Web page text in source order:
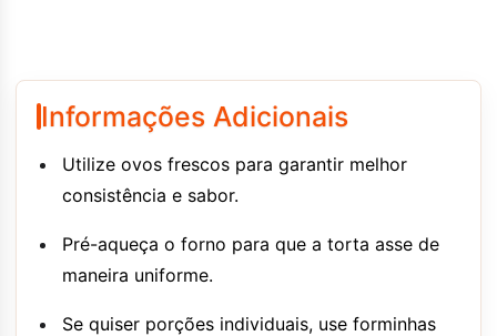
Informações Adicionais
Utilize ovos frescos para garantir melhor
consistência e sabor.
Pré-aqueça o forno para que a torta asse de
maneira uniforme.
Se quiser porções individuais, use forminhas